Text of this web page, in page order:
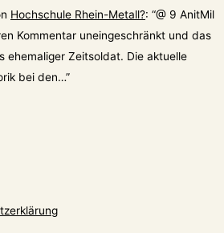
Hochschule Rhein-Metall?: “@ 9 AnitMil
Kommentar uneingeschränkt und das
ehemaliger Zeitsoldat. Die aktuelle
bei den…”